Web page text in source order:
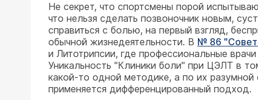
Не секрет, что спортсмены порой
что нельзя сделать позвоночник новым,
справиться с болью, на первый взгляд,
обычной жизнедеятельности. В № 86
и Литотрипсии, где профессиональные
Уникальность "Клиники боли" при ЦЭЛТ в
какой-то одной методике, а по их
применяется дифференцированный подход.